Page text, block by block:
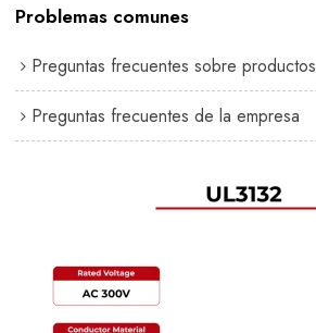
Problemas comunes
Preguntas frecuentes sobre productos
Preguntas frecuentes de la empresa